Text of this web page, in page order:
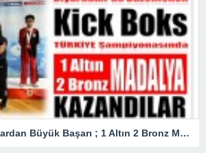
Anamur’lu Sporculardan Büyük Başarı ; 1 Altın 2 Bronz Madalya Kazandılar